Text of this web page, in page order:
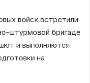
войск встретили
штурмовой бригаде
и выполняются
на